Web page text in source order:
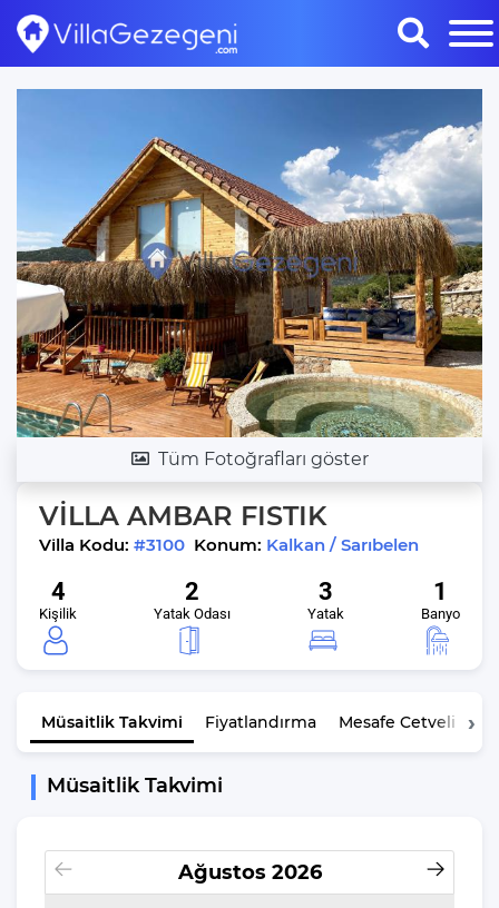
Tüm Fotoğrafları göster
VİLLA AMBAR FISTIK
Villa Kodu: #3100 Konum: Kalkan / Sarıbelen
4
Kişilik
2
Yatak Odası
3
Yatak
1
Banyo
Müsaitlik Takvimi Fiyatlandırma Mesafe Cetveli
Müsaitlik Takvimi
Ağustos 2026